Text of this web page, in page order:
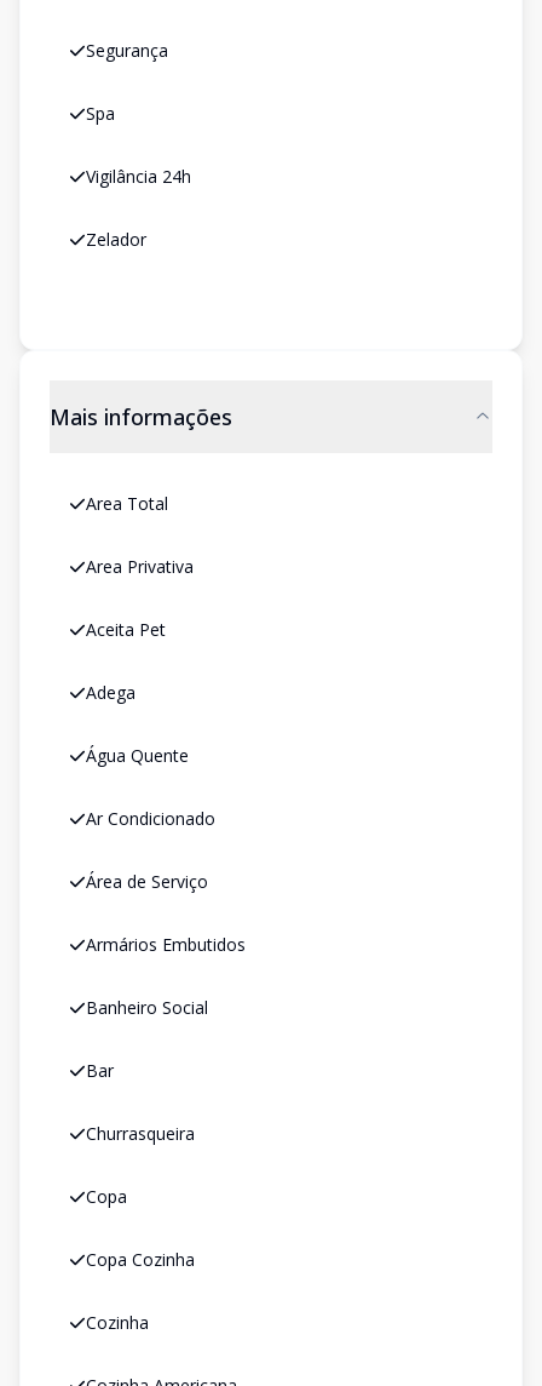
Segurança
Spa
Vigilância 24h
Zelador
Mais informações
Area Total
Area Privativa
Aceita Pet
Adega
Água Quente
Ar Condicionado
Área de Serviço
Armários Embutidos
Banheiro Social
Bar
Churrasqueira
Copa
Copa Cozinha
Cozinha